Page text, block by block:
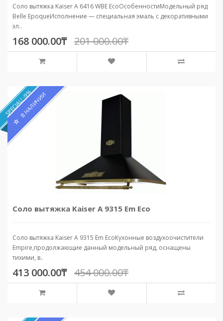
Соло вытяжка Kaiser A 6416 WBE EcoОсобенностиМодельный ряд
Belle EpoqueИсполнение — специальная эмаль с декоративными
эл..
168 000.00₸ 201 000.00₸
SPECIAL! -9%
В НАЛИЧИИ
Соло вытяжка Kaiser A 9315 Em Eco
Соло вытяжка Kaiser A 9315 Em EcoКухонные воздухоочистители
Empire,продолжающие данный модельный ряд, оснащены
тихими, в..
413 000.00₸ 454 000.00₸